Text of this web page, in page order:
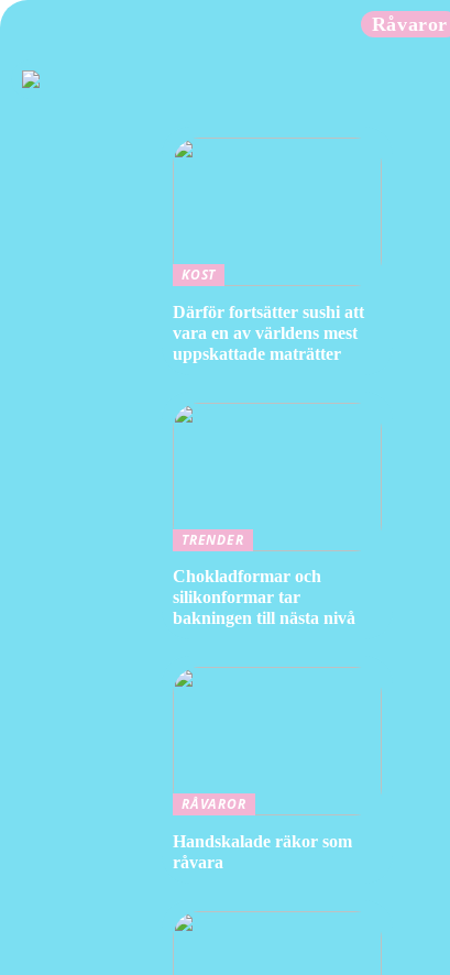
Råvaror
KOST
Därför fortsätter sushi att
vara en av världens mest
uppskattade maträtter
TRENDER
Chokladformar och
silikonformar tar
bakningen till nästa nivå
RÅVAROR
Handskalade räkor som
råvara